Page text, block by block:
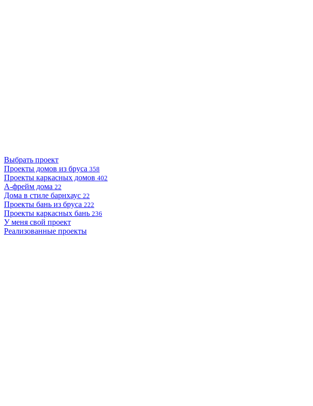
Выбрать проект
Проекты домов из бруса 358
Проекты каркасных домов 402
А-фрейм дома 22
Дома в стиле барнхаус 22
Проекты бань из бруса 222
Проекты каркасных бань 236
У меня свой проект
Реализованные проекты